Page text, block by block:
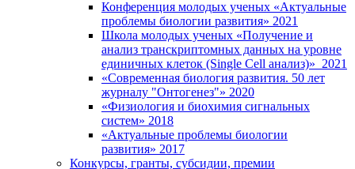
Конференция молодых ученых «Актуальные
проблемы биологии развития» 2021
Школа молодых ученых «Получение и
анализ транскриптомных данных на уровне
единичных клеток (Single Cell анализ)» 2021
«Современная биология развития. 50 лет
журналу "Онтогенез"» 2020
«Физиология и биохимия сигнальных
систем» 2018
«Актуальные проблемы биологии
развития» 2017
Конкурсы, гранты, субсидии, премии